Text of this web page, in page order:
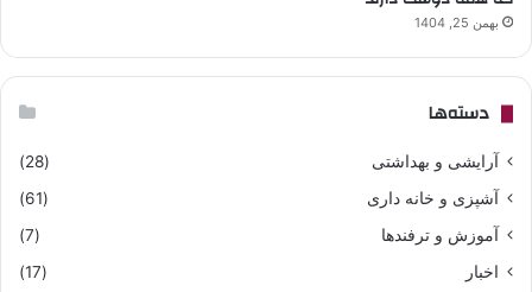
بهمن 25, 1404
دسته‌ها
آرایشی و بهداشتی
(28)
آشپزی و خانه داری
(61)
آموزش و ترفندها
(7)
اخبار
(17)